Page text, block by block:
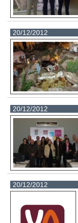
20/12/2012
20/12/2012
20/12/2012